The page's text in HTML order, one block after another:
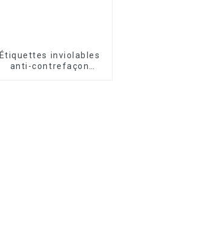
Étiquettes inviolables
anti-contrefaçon